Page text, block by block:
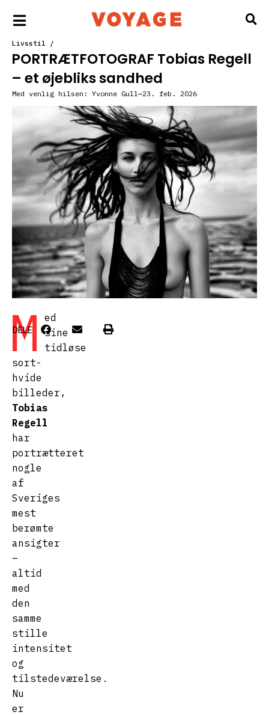
Livsstil /
PORTRÆTFOTOGRAF Tobias Regell
– et øjebliks sandhed
Med venlig hilsen: Yvonne Gull 23. feb. 2026
M
ed
sine
tidløse
sort-
hvide
billeder,
Tobias
Regell
har
portrætteret
nogle
af
Sveriges
mest
berømte
ansigter
–
altid
med
den
samme
stille
intensitet
og
tilstedeværelse.
Nu
er
DELE